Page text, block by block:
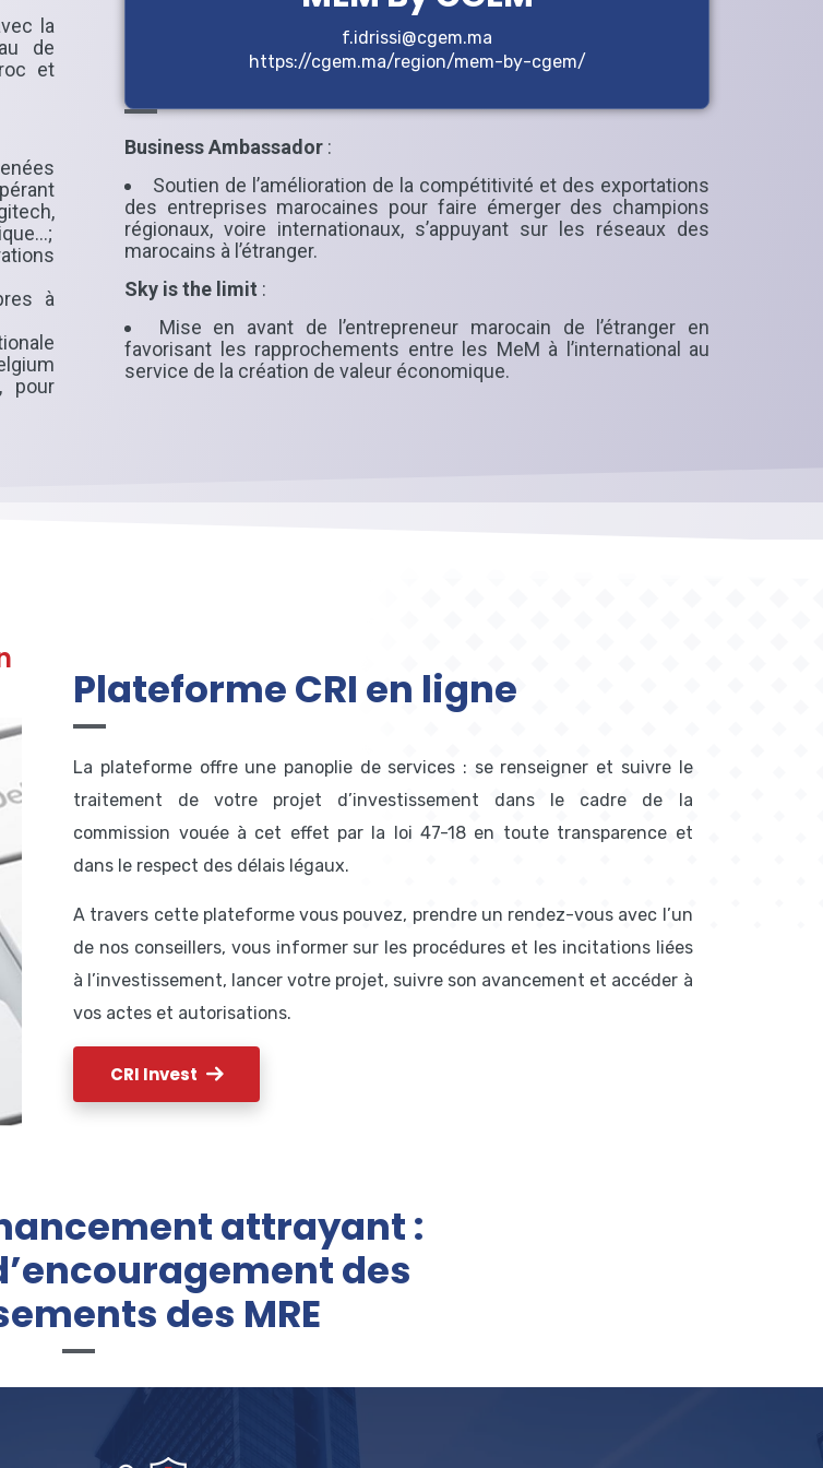
la
de
et
à
pour
f.idrissi@cgem.ma
https://cgem.ma/region/mem-by-cgem/
En savoir plus
Business Ambassador :
Soutien de l’amélioration de la compétitivité et des exportations
des entreprises marocaines pour faire émerger des champions
régionaux, voire internationaux, s’appuyant sur les réseaux des
marocains à l’étranger.
Sky is the limit :
Mise en avant de l’entrepreneur marocain de l’étranger en
favorisant les rapprochements entre les MeM à l’international au
service de la création de valeur économique.
Plateforme CRI en ligne
La plateforme offre une panoplie de services : se renseigner et suivre le
traitement de votre projet d’investissement dans le cadre de la
commission vouée à cet effet par la loi 47-18 en toute transparence et
dans le respect des délais légaux.
A travers cette plateforme vous pouvez, prendre un rendez-vous avec l’un
de nos conseillers, vous informer sur les procédures et les incitations liées
à l’investissement, lancer votre projet, suivre son avancement et accéder à
vos actes et autorisations.
CRI Invest
attrayant :
des
des MRE